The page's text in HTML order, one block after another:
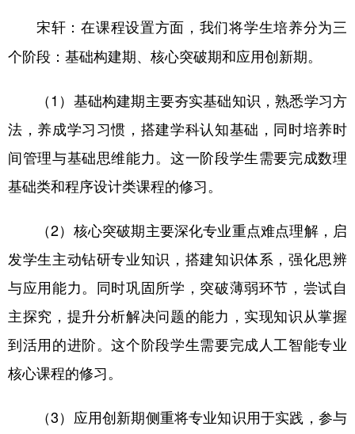
宋轩：在课程设置方面，我们将学生培养分为三
个阶段：基础构建期、核心突破期和应用创新期。
（1）基础构建期主要夯实基础知识，熟悉学习方
法，养成学习习惯，搭建学科认知基础，同时培养时
间管理与基础思维能力。这一阶段学生需要完成数理
基础类和程序设计类课程的修习。
（2）核心突破期主要深化专业重点难点理解，启
发学生主动钻研专业知识，搭建知识体系，强化思辨
与应用能力。同时巩固所学，突破薄弱环节，尝试自
主探究，提升分析解决问题的能力，实现知识从掌握
到活用的进阶。这个阶段学生需要完成人工智能专业
核心课程的修习。
（3）应用创新期侧重将专业知识用于实践，参与